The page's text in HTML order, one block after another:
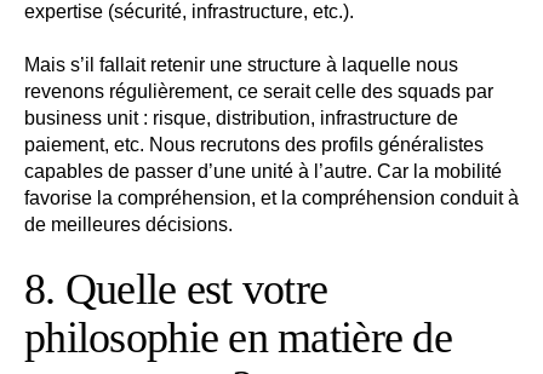
expertise (sécurité, infrastructure, etc.).
Mais s’il fallait retenir une structure à laquelle nous
revenons régulièrement, ce serait celle des squads par
business unit : risque, distribution, infrastructure de
paiement, etc. Nous recrutons des profils généralistes
capables de passer d’une unité à l’autre. Car la mobilité
favorise la compréhension, et la compréhension conduit à
de meilleures décisions.
8. Quelle est votre
philosophie en matière de